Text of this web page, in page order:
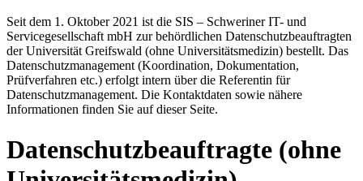
Seit dem 1. Oktober 2021 ist die SIS – Schweriner IT- und
Servicegesellschaft mbH zur behördlichen Datenschutzbeauftragten
der Universität Greifswald (ohne Universitätsmedizin) bestellt. Das
Datenschutzmanagement (Koordination, Dokumentation,
Prüfverfahren etc.) erfolgt intern über die Referentin für
Datenschutzmanagement. Die Kontaktdaten sowie nähere
Informationen finden Sie auf dieser Seite.
Datenschutzbeauftragte (ohne